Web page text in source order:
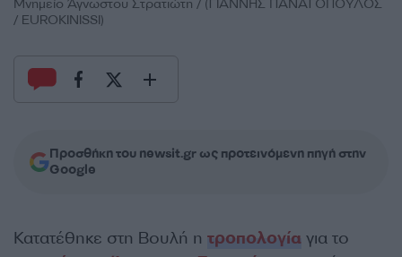
Μνημείο Άγνωστου Στρατιώτη / (ΓΙΑΝΝΗΣ ΠΑΝΑΓΟΠΟΥΛΟΣ
/ EUROKINISSI)
Προσθήκη του newsit.gr ως προτεινόμενη πηγή στην
Google
Κατατέθηκε στη Βουλή η τροπολογία για το